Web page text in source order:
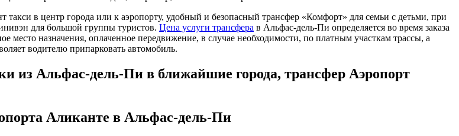
в центр города или к аэропорту, удобный и безопасный трансфер «Комфорт» для семьи с детьми, при
для большой группы туристов. Цена услуги трансфера в Альфас-дель-Пи определяется во время заказа
место назначения, оплаченное передвижение, в случае необходимости, по платным участкам трассы, а
водителю припарковать автомобиль.
из Альфас-дель-Пи в ближайшие города, трансфер Аэропорт
Аликанте в Альфас-дель-Пи